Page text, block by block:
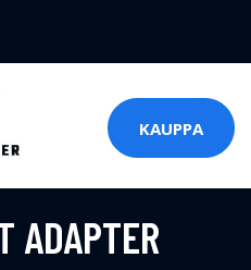
KAUPPA
ADAPTER